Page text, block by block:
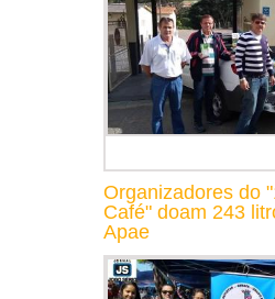
Organizadores do
Café" doam 243
Apae